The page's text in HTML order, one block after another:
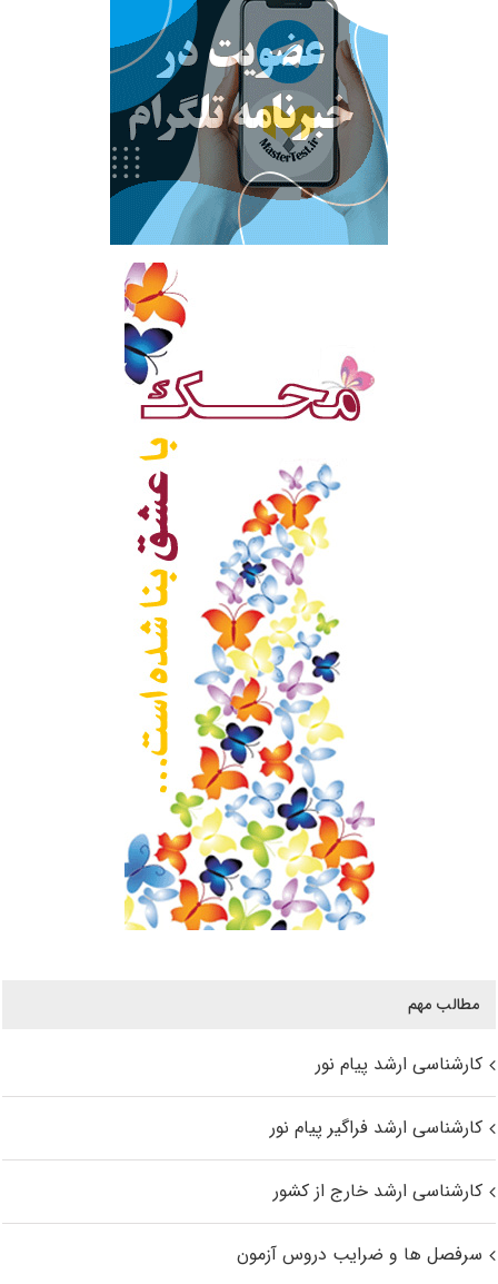
مطالب مهم
کارشناسی ارشد پیام نور
کارشناسی ارشد فراگیر پیام نور
کارشناسی ارشد خارج از کشور
سرفصل ها و ضرایب دروس آزمون